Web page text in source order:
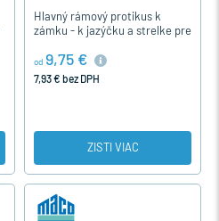
Hlavný rámový protikus k
zámku - k jazýčku a strelke pre
drážku v ráme 7/8/4 mm .
od 9,75 €
7,93 € bez DPH
ZISTI VIAC